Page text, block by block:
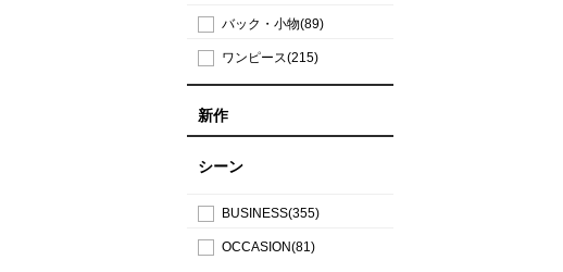
バック・小物(89)
ワンピース(215)
新作
シーン
BUSINESS(355)
OCCASION(81)